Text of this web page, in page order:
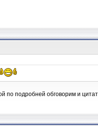
по подробней обговорим и